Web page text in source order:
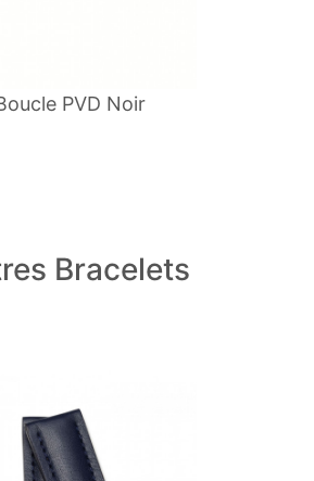
PVD Noir
Bracelets